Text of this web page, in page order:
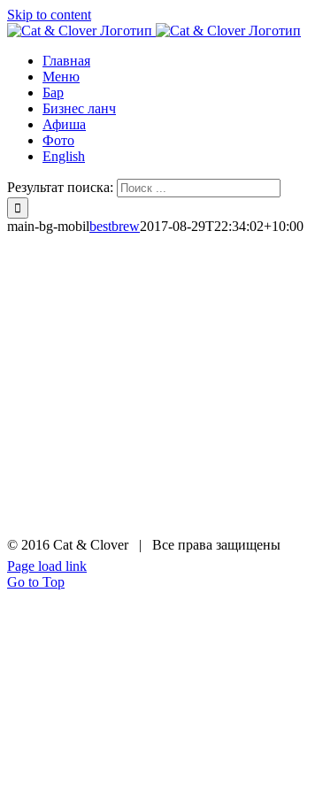
Skip to content
Главная
Меню
Бар
Бизнес ланч
Афиша
Фото
English
Результат поиска:
main-bg-mobilbestbrew2017-08-29T22:34:02+10:00
© 2016 Cat & Clover | Все права защищены
Page load link
Go to Top